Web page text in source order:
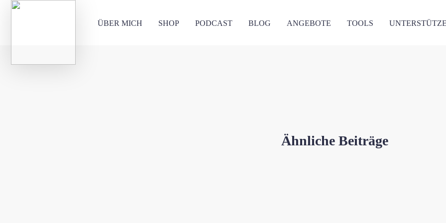
ÜBER MICH SHOP PODCAST BLOG ANGEBOTE TOOLS
Ähnliche Beiträge